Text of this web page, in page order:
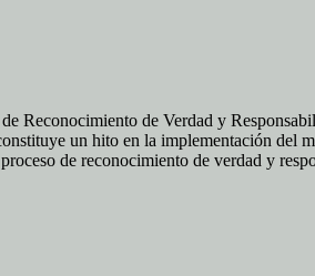
Reconocimiento de Verdad y
un hito en la implementación
de reconocimiento de verdad y